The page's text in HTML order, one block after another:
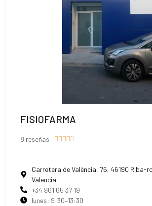
FISIOFARMA
8 reseñas 
Carretera de València, 76, 46190 Riba-
Valencia
+34 961 65 37 19
lunes: 9:30–13:30